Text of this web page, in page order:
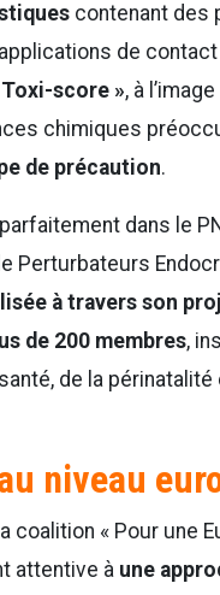
contenant des
de
Toxi-score », à
chimiques
de précaution.
dans le
Perturbateurs
à travers son
de 200 membres,
de la
niveau
coalition « Pour une
attentive à une